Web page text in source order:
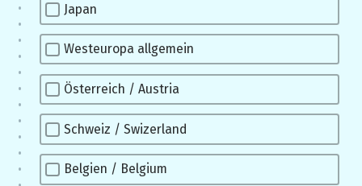
Japan
Westeuropa allgemein
Österreich / Austria
Schweiz / Swizerland
Belgien / Belgium